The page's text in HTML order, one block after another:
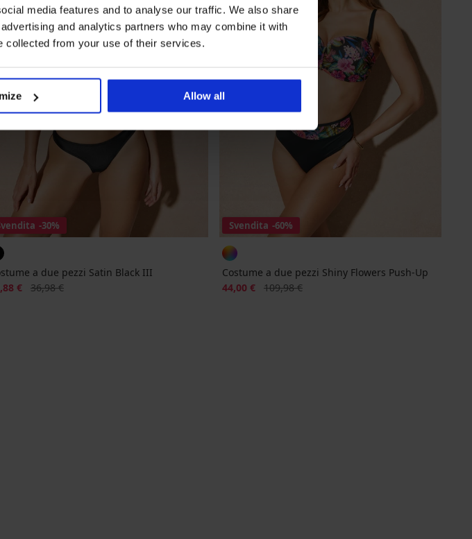
media features and to analyse our traffic. We also share
and analytics partners who may combine it with
collected from your use of their services.
Allow all
-30%
a due pezzi Satin Black III
€ Prezzo originale
36,98 €
Svendita -60%
Costume a due pezzi Shiny Flowers Push-Up
Sconto
44,00 € Prezzo originale
109,98 €